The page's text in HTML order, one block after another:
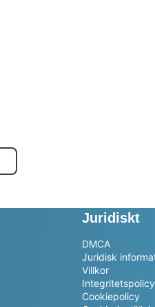
Juridiskt
DMCA
Juridisk
Villkor
Integritetspolicy
Cookiepolicy